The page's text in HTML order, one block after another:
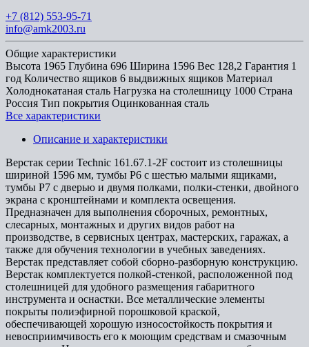
+7 (812) 553-95-71
info@amk2003.ru
Общие характеристики
Высота 1965 Глубина 696 Ширина 1596 Вес 128,2 Гарантия 1
год Количество ящиков 6 выдвижных ящиков Материал
Холоднокатаная сталь Нагрузка на столешницу 1000 Страна
Россия Тип покрытия Оцинкованная сталь
Все характеристики
Описание и характеристики
Верстак серии Technic 161.67.1-2F состоит из столешницы
шириной 1596 мм, тумбы P6 с шестью малыми ящиками,
тумбы P7 с дверью и двумя полками, полки-стенки, двойного
экрана с кронштейнами и комплекта освещения.
Предназначен для выполнения сборочных, ремонтных,
слесарных, монтажных и других видов работ на
производстве, в сервисных центрах, мастерских, гаражах, а
также для обучения технологии в учебных заведениях.
Верстак представляет собой сборно-разборную конструкцию.
Верстак комплектуется полкой-стенкой, расположенной под
столешницей для удобного размещения габаритного
инструмента и оснастки. Все металлические элементы
покрыты полиэфирной порошковой краской,
обеспечивающей хорошую износостойкость покрытия и
невосприимчивость его к моющим средствам и смазочным